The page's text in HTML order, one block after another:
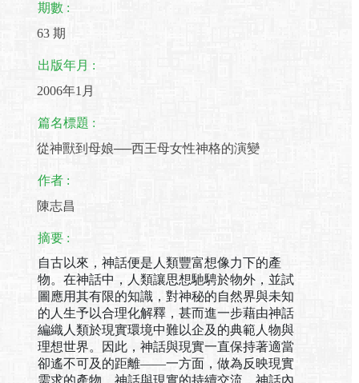
期數 :
63 期
出版年月 :
2006年1月
篇名標題 :
從神獸到母娘──西王母女性神格的演變
作者 :
陳志昌
摘要 :
自古以來，神話便是人類豐富想像力下的產
物。在神話中，人類讓思想馳騁於物外，並試
圖應用其有限的知識，對神秘的自然界與未知
的人生予以合理化解釋，甚而進一步藉由神話
編織人類於現實環境中難以企及的典範人物與
理想世界。因此，神話與現實一直保持著適當
卻遙不可及的距離——一方面，做為反映現實
需求的產物，神話與現實的持續交流，神話內